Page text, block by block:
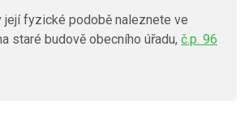
její fyzické podobě naleznete ve
staré budově obecního úřadu, č.p. 96